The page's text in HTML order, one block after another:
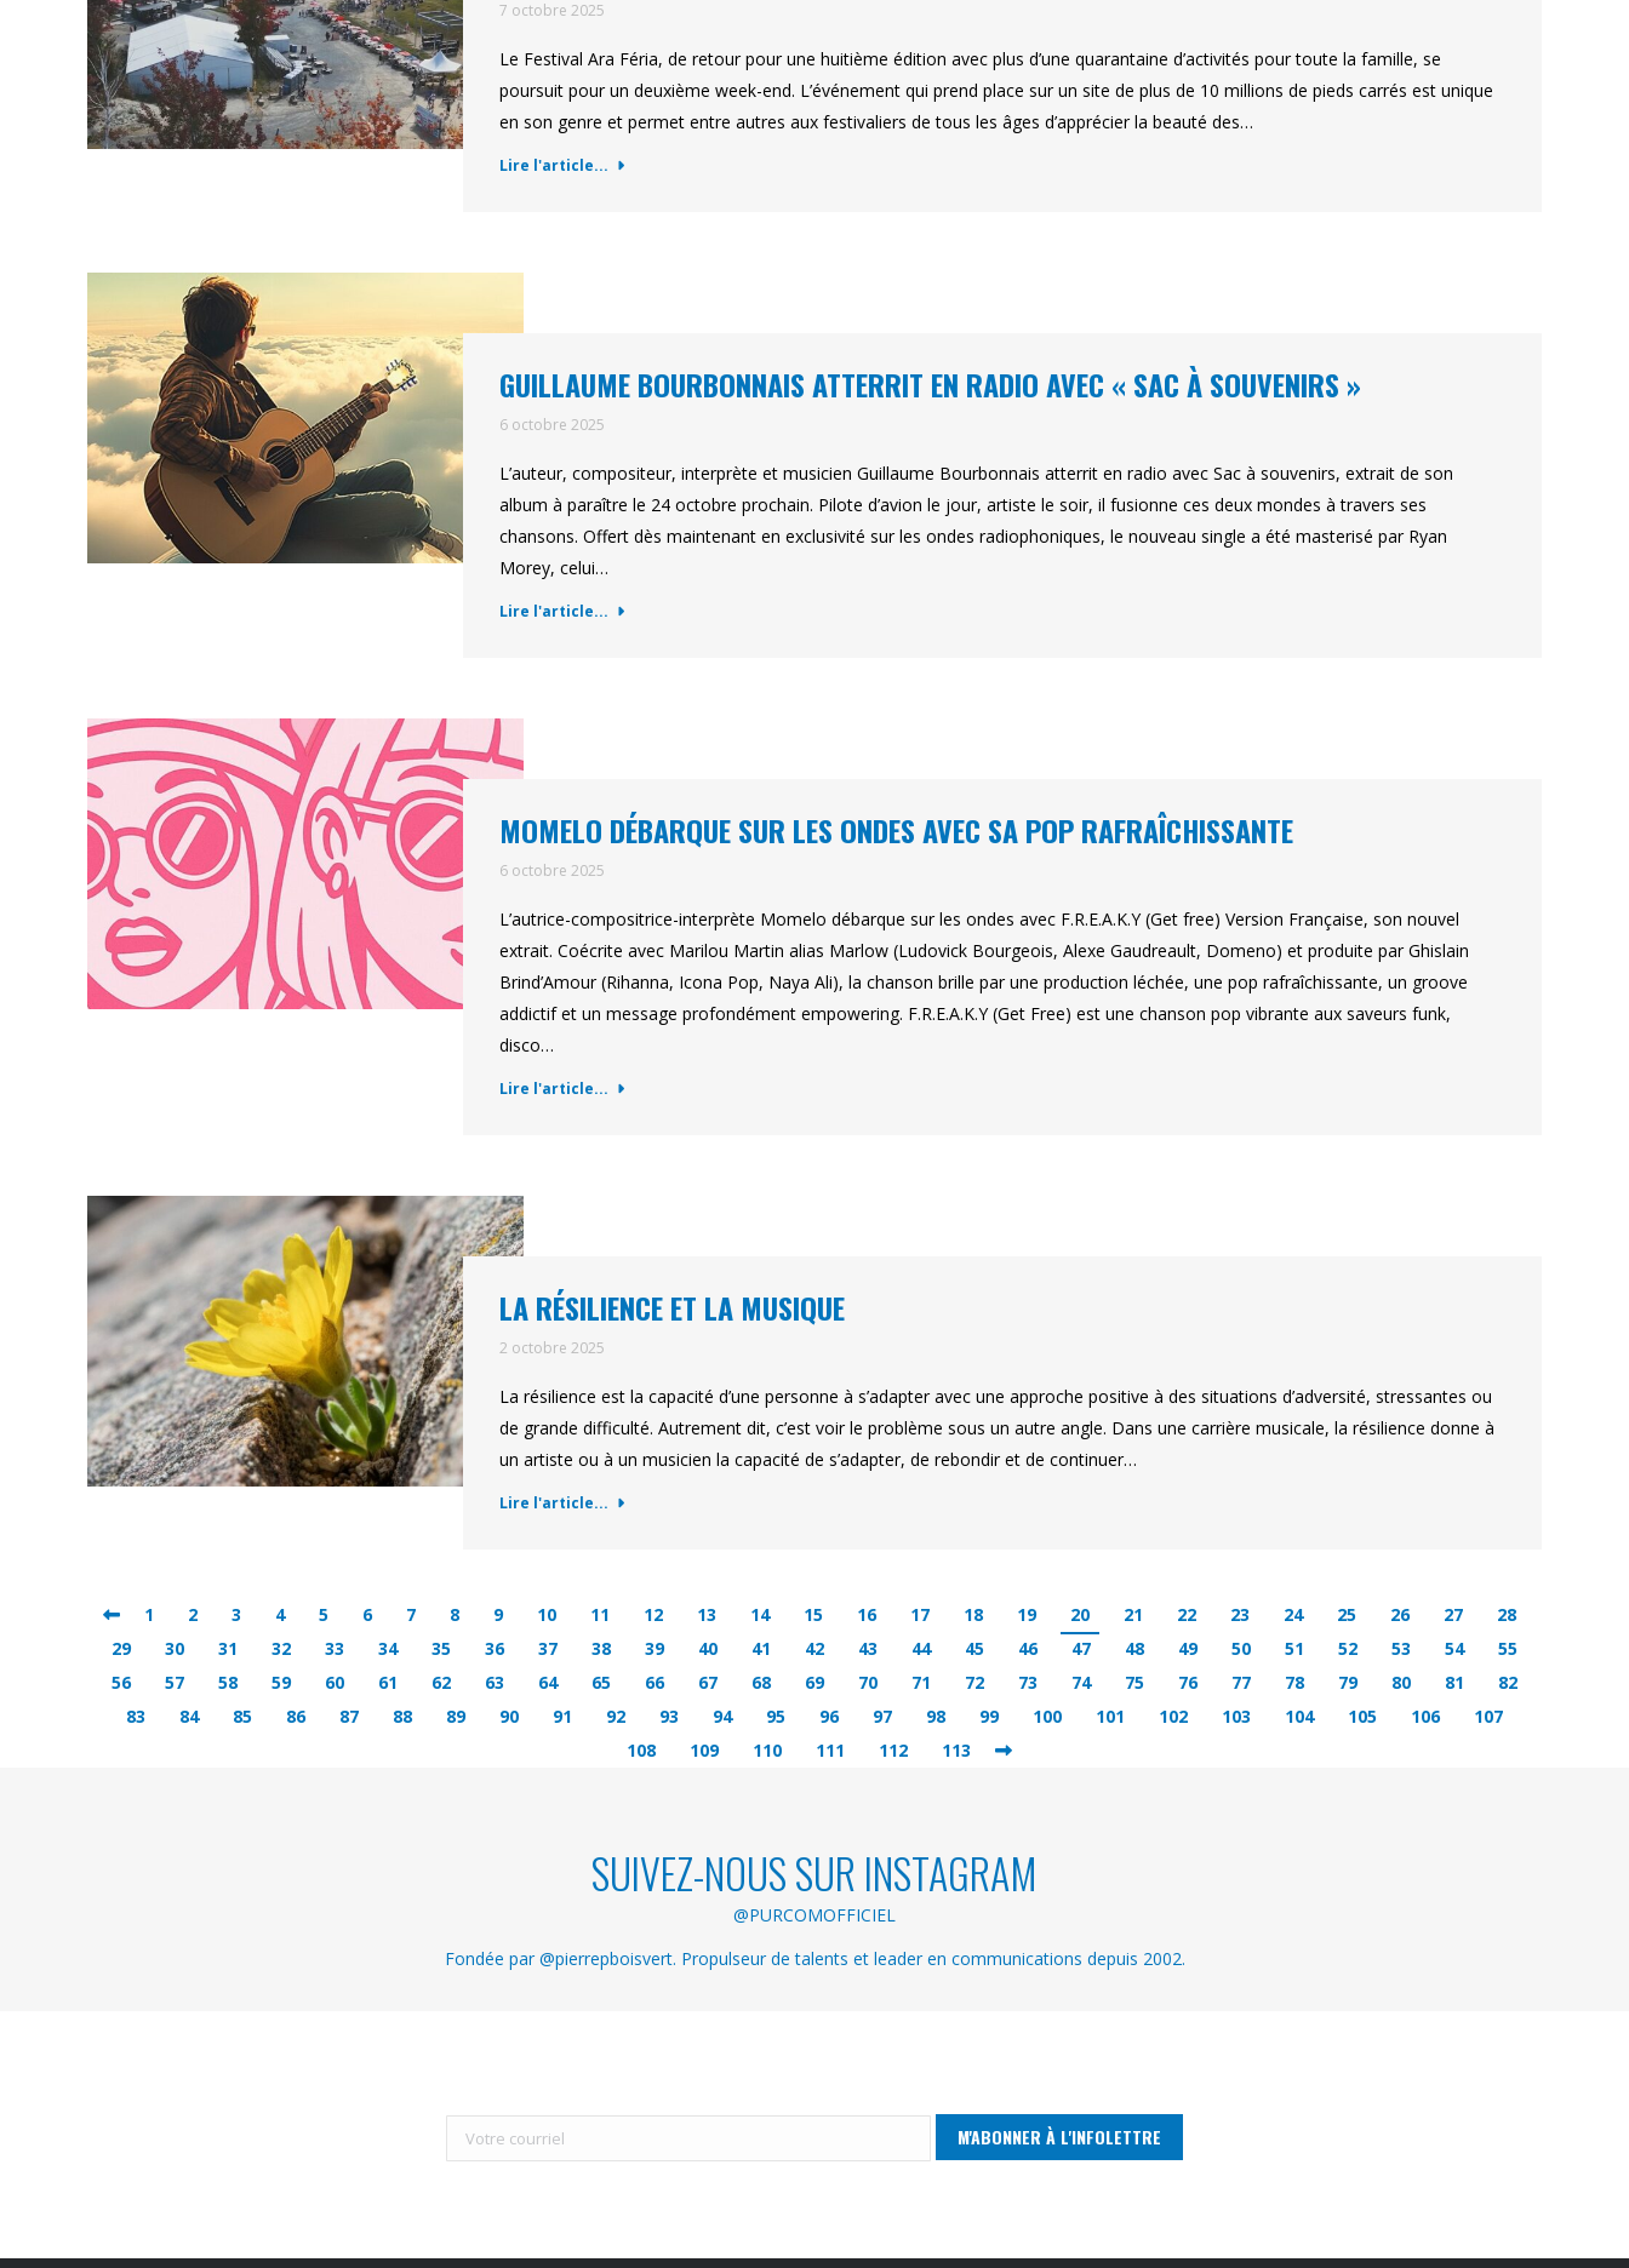
7 octobre 2025
Le Festival Ara Féria, de retour pour une huitième édition avec plus d’une quarantaine d’activités pour toute la famille, se
poursuit pour un deuxième week-end. L’événement qui prend place sur un site de plus de 10 millions de pieds carrés est unique
en son genre et permet entre autres aux festivaliers de tous les âges d’apprécier la beauté des…
Lire l'article...
GUILLAUME BOURBONNAIS ATTERRIT EN RADIO AVEC « SAC À SOUVENIRS »
6 octobre 2025
L’auteur, compositeur, interprète et musicien Guillaume Bourbonnais atterrit en radio avec Sac à souvenirs, extrait de son
album à paraître le 24 octobre prochain. Pilote d’avion le jour, artiste le soir, il fusionne ces deux mondes à travers ses
chansons. Offert dès maintenant en exclusivité sur les ondes radiophoniques, le nouveau single a été masterisé par Ryan
Morey, celui…
Lire l'article...
MOMELO DÉBARQUE SUR LES ONDES AVEC SA POP RAFRAÎCHISSANTE
6 octobre 2025
L’autrice-compositrice-interprète Momelo débarque sur les ondes avec F.R.E.A.K.Y (Get free) Version Française, son nouvel
extrait. Coécrite avec Marilou Martin alias Marlow (Ludovick Bourgeois, Alexe Gaudreault, Domeno) et produite par Ghislain
Brind’Amour (Rihanna, Icona Pop, Naya Ali), la chanson brille par une production léchée, une pop rafraîchissante, un groove
addictif et un message profondément empowering. F.R.E.A.K.Y (Get Free) est une chanson pop vibrante aux saveurs funk,
disco…
Lire l'article...
LA RÉSILIENCE ET LA MUSIQUE
2 octobre 2025
La résilience est la capacité d’une personne à s’adapter avec une approche positive à des situations d’adversité, stressantes ou
de grande difficulté. Autrement dit, c’est voir le problème sous un autre angle. Dans une carrière musicale, la résilience donne à
un artiste ou à un musicien la capacité de s’adapter, de rebondir et de continuer…
Lire l'article...
1 2 3 4 5 6 7 8 9 10 11 12 13 14 15 16 17 18 19 20 21 22 23 24 25 26 27
28
29
30 31 32 33 34 35 36 37 38 39 40 41 42 43 44 45 46 47 48 49 50 51 52 53 54
55
56
57 58 59 60 61 62 63 64 65 66 67 68 69 70 71 72 73 74 75 76 77 78 79 80 81
82
83
84 85 86 87 88 89 90 91 92 93 94 95 96 97 98 99 100 101 102 103 104 105 106
107
108
109 110 111 112 113
SUIVEZ-NOUS SUR INSTAGRAM
@PURCOMOFFICIEL
Fondée par @pierrepboisvert. Propulseur de talents et leader en communications depuis 2002.